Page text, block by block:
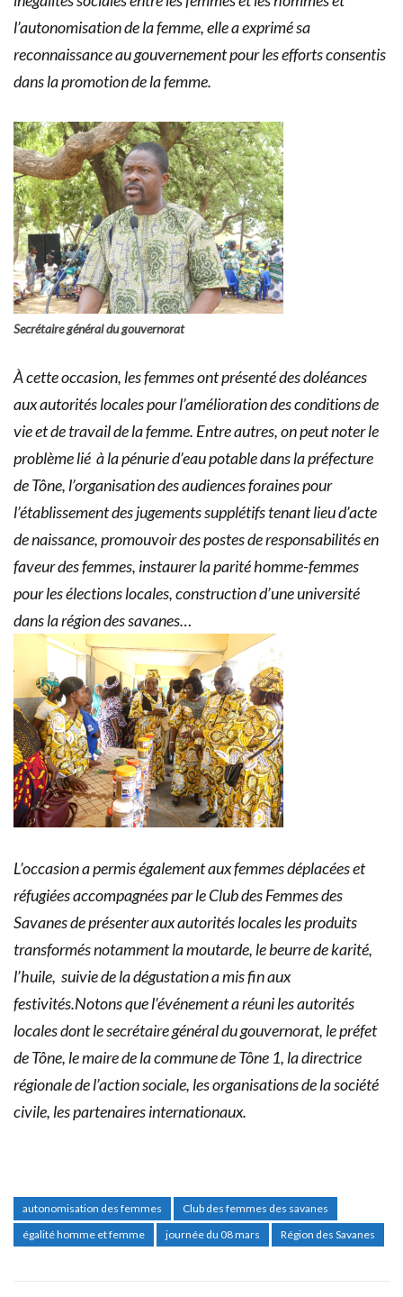
l’autonomisation de la femme, elle a exprimé sa
reconnaissance au gouvernement pour les efforts consentis
dans la promotion de la femme.
Secrétaire général du gouvernorat
À cette occasion, les femmes ont présenté des doléances
aux autorités locales pour l’amélioration des conditions de
vie et de travail de la femme. Entre autres, on peut noter le
problème lié à la pénurie d’eau potable dans la préfecture
de Tône, l’organisation des audiences foraines pour
l’établissement des jugements supplétifs tenant lieu d’acte
de naissance, promouvoir des postes de responsabilités en
faveur des femmes, instaurer la parité homme-femmes
pour les élections locales, construction d’une université
dans la région des savanes…
L’occasion a permis également aux femmes déplacées et
réfugiées accompagnées par le Club des Femmes des
Savanes de présenter aux autorités locales les produits
transformés notamment la moutarde, le beurre de karité,
l’huile, suivie de la dégustation a mis fin aux
festivités.Notons que l’événement a réuni les autorités
locales dont le secrétaire général du gouvernorat, le préfet
de Tône, le maire de la commune de Tône 1, la directrice
régionale de l’action sociale, les organisations de la société
civile, les partenaires internationaux.
autonomisation des femmes
Club des femmes des savanes
égalité homme et femme
journée du 08 mars Région des Savanes